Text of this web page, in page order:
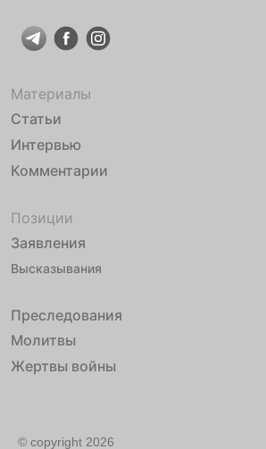
Материалы
Статьи
Интервью
Комментарии
Позиции
Заявления
Высказывания
Преследования
Молитвы
Жертвы войны
© copyright 2026